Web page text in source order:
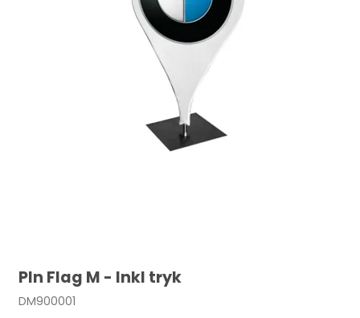
PIn Flag M - Inkl tryk
DM900001